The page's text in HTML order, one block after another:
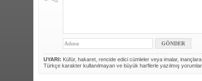
UYARI: Küfür, hakaret, rencide edici cümleler veya imalar, inançlara
Türkçe karakter kullanılmayan ve büyük harflerle yazılmış